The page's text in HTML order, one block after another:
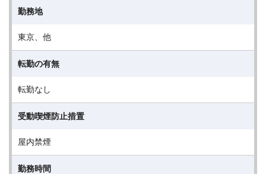
勤務地
東京、他
転勤の有無
転勤なし
受動喫煙防止措置
屋内禁煙
勤務時間